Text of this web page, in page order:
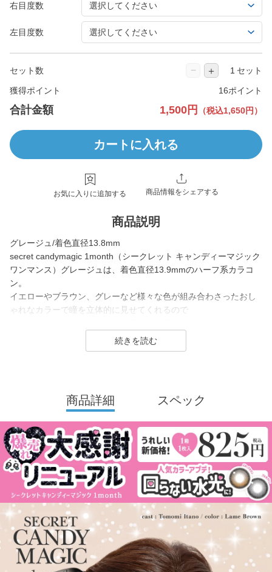
右目度数
左目度数
セット数 − ＋ セット
獲得ポイント 16ポイント
合計金額 1,500円 （税込1,650円）
カートに入れる
お気に入りに追加する 商品情報をシェアする
商品説明
グレージュ/着色直径13.8mm
secret candymagic 1month（シークレット キャンディーマジック
ワンマンス）グレージュは、着色直径13.9mmのハーフ系カラコ
ン。
イエローやブラウン、グレーなど様々な色が組み合わさったおし
ゃれなカラーで瞳を立体的に見せてくれるので
りなグレージュカラコンです。
ラーコンタクトレンズブランド。
DIA14.5mmの大きめサイズで「盛れる」というキーワードのも
と、元祖ちゅるんカラコン「キャンマジ3番」や黒コンの代表格
「キャンマジ5番」、定番ギャルカラコンの他に水光デザインや太
フチ・細フチデザインといった、トレンド感のあるカラコンを生
み出し続けています。
商品詳細 スペック